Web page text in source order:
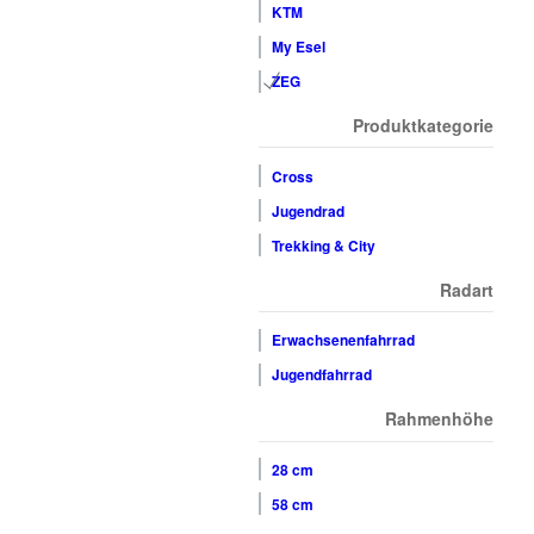
KTM
My Esel
ZEG
Produktkategorie
Cross
Jugendrad
Trekking & City
Radart
Erwachsenenfahrrad
Jugendfahrrad
Rahmenhöhe
28 cm
58 cm